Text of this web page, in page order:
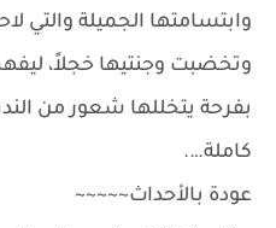
وابتسامتها الجميلة والتي
وتخضبت وجنتيها خجلاً،
بفرحة يتخللها شعور من
كاملة….
عودة بالأحداث~~~~~